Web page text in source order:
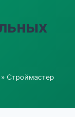
» Строймастер